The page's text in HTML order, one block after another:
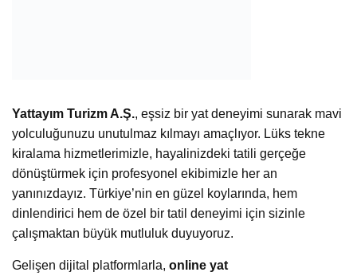
Yattayım Turizm A.Ş., eşsiz bir yat deneyimi sunarak mavi
yolculuğunuzu unutulmaz kılmayı amaçlıyor. Lüks tekne
kiralama hizmetlerimizle, hayalinizdeki tatili gerçeğe
dönüştürmek için profesyonel ekibimizle her an
yanınızdayız. Türkiye’nin en güzel koylarında, hem
dinlendirici hem de özel bir tatil deneyimi için sizinle
çalışmaktan büyük mutluluk duyuyoruz.
Gelişen dijital platformlarla, online yat